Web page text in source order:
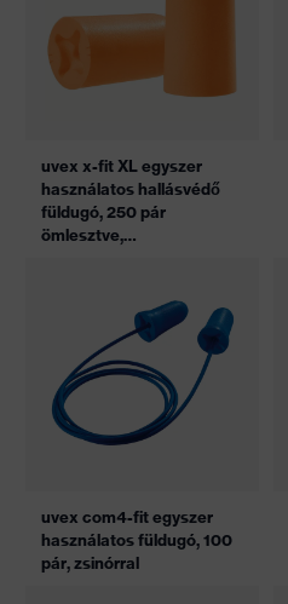
uvex x-fit XL egyszer
használatos hallásvédő
füldugó, 250 pár
ömlesztve,
uvex com4-fit egyszer
használatos füldugó, 100
pár, zsinórral